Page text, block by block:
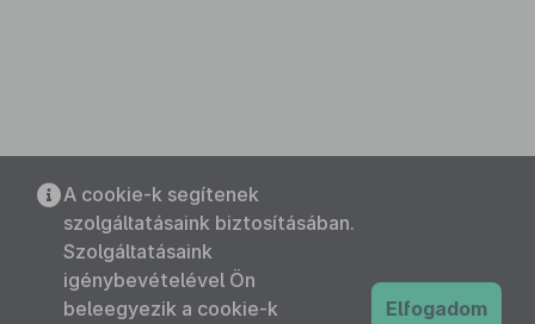
A cookie-k segítenek
szolgáltatásaink biztosításában.
Szolgáltatásaink
igénybevételével Ön
beleegyezik a cookie-k
Elfogadom